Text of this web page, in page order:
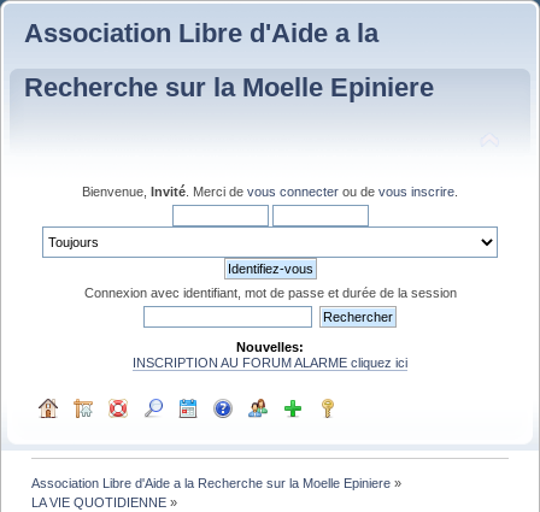
Association Libre d'Aide a la
Recherche sur la Moelle Epiniere
Bienvenue, Invité . Merci de vous connecter ou de vous inscrire
Connexion avec identifiant, mot de passe et durée de la session
Nouvelles:
INSCRIPTION AU FORUM ALARME cliquez ici
Association Libre d'Aide a la Recherche sur la Moelle Epiniere »
LA VIE QUOTIDIENNE »